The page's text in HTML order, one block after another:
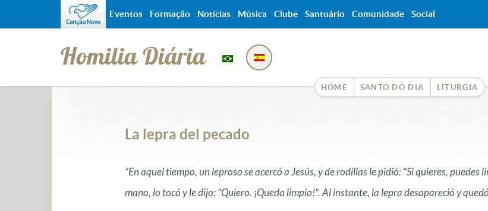
Homilia Diária
HOME SANTO DO DIA LITURGIA
La lepra del pecado
“En aquel tiempo, un leproso se acercó a Jesús, y de rodillas le pidió: “Si quieres, puedes
mano, lo tocó y le dijo: “Quiero. ¡Queda limpio!”. Al instante, la lepra desapareció y
Eventos Formação Notícias Música Clube Santuário Comunidade Social